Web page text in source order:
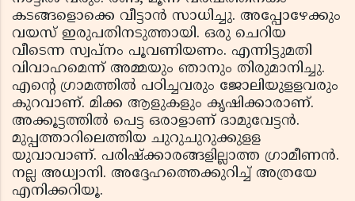
കടങ്ങളൊക്കെ വീട്ടാന്‍ സാധിച്ചു. അപ്പോഴേക്കും
വയസ് ഇരുപതിനടുത്തായി. ഒരു ചെറിയ
വീടെന്ന സ്വപ്നം പൂവണിയണം. എന്നിട്ടുമതി
വിവാഹമെന്ന് അമ്മയും ഞാനും തിരുമാനിച്ചു.
എന്റെ ഗ്രാമത്തില്‍ പഠിച്ചവരും ജോലിയുളളവരും
കുറവാണ്. മിക്ക ആളുകളും കൃഷിക്കാരാണ്.
അക്കൂട്ടത്തില്‍ പെട്ട ഒരാളാണ് ദാമുവേട്ടന്‍.
മുപ്പത്താറിലെത്തിയ ചുറുചുറുക്കുളള
യുവാവാണ്. പരിഷ്‌ക്കാരങ്ങളില്ലാത്ത ഗ്രാമീണന്‍.
നല്ല അധ്വാനി. അദ്ദേഹത്തെക്കുറിച്ച് അത്രയേ
എനിക്കറിയൂ.